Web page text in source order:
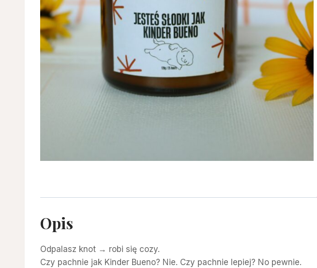
Opis
Odpalasz knot → robi się cozy.
Czy pachnie jak Kinder Bueno? Nie. Czy pachnie lepiej? No pewnie.